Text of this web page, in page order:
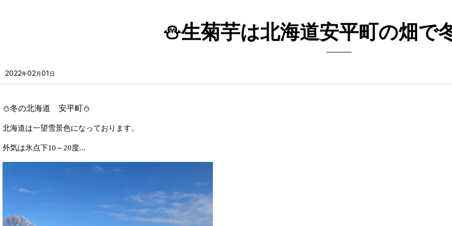
⛄生菊芋は北海道安平町の畑で
2022年02月01 日
⛄冬の北海道 安平町⛄
北海道は一望雪景色になっております。
外気は氷点下10～20度...